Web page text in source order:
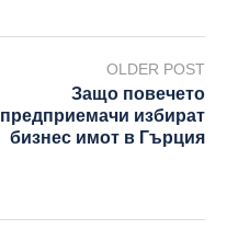
OLDER POST
Защо повечето
предприемачи избират
бизнес имот в Гърция